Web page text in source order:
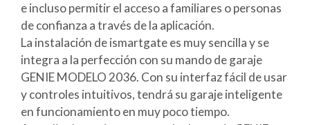
e incluso permitir el acceso a familiares o personas
de confianza a través de la aplicación.
La instalación de ismartgate es muy sencilla y se
integra a la perfección con su mando de garaje
GENIE MODELO 2036. Con su interfaz fácil de usar
y controles intuitivos, tendrá su garaje inteligente
en funcionamiento en muy poco tiempo.